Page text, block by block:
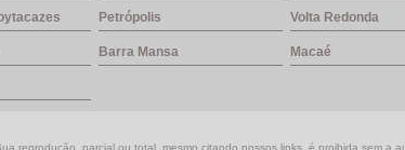
Petrópolis Volta Redonda
Barra Mansa Macaé
reprodução, parcial ou total, mesmo citando nossos links, é proibida sem a